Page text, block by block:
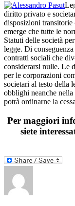
diritto privato e
disposizioni
emerge che tutte le
Statuti delle società
legge. Di
contratti sociali che
considerarsi nulle. Le
per le corporazioni
societari al testo della
obblighi neanche nella
potrà ordinarne la
Per maggiori
siete